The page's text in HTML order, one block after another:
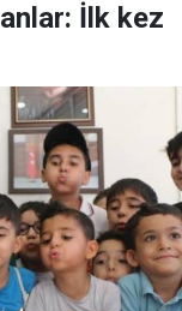
İlk kez